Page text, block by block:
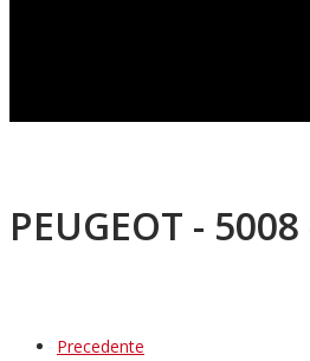
PEUGEOT -
Precedente